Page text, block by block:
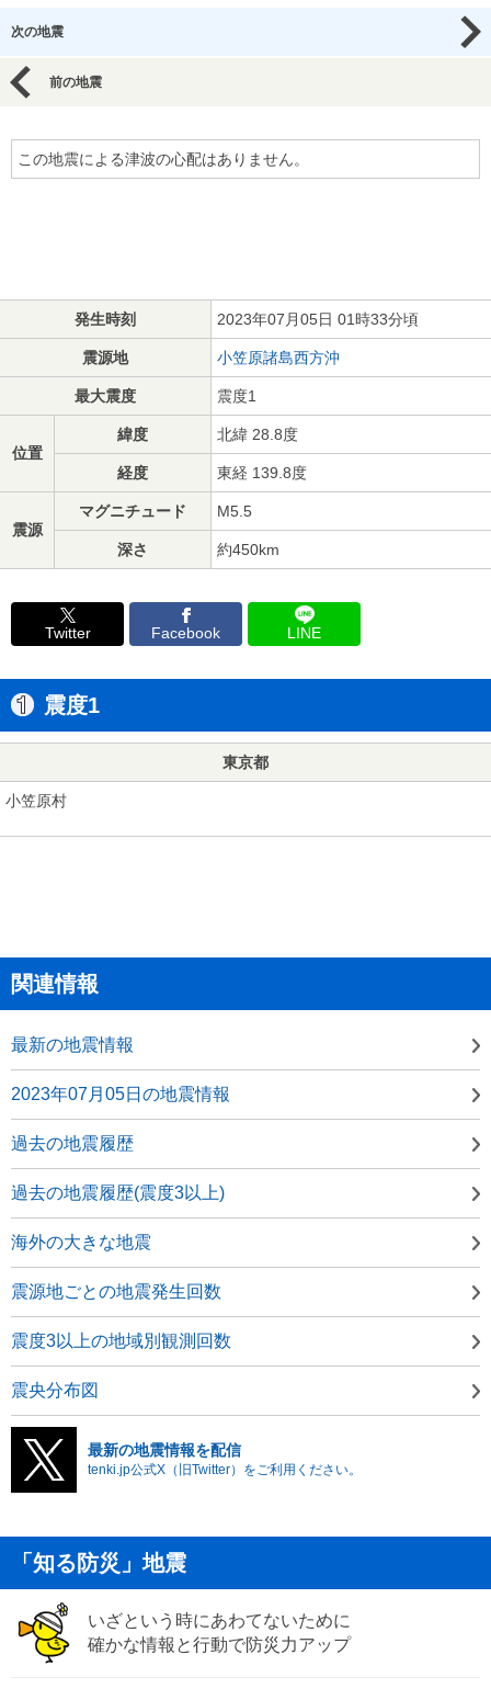
次の地震
前の地震
この地震による津波の心配はありません。
発生時刻 2023年07月05日 01時33分頃
震源地 小笠原諸島西方沖
最大震度 震度1
位置
緯度 北緯 28.8度
経度 東経 139.8度
震源
マグニチュード M5.5
深さ 約450km
Twitter Facebook LINE
震度1
東京都
小笠原村
関連情報
最新の地震情報
2023年07月05日の地震情報
過去の地震履歴
過去の地震履歴(震度3以上)
海外の大きな地震
震源地ごとの地震発生回数
震度3以上の地域別観測回数
震央分布図
最新の地震情報を配信
tenki.jp公式X（旧Twitter）をご利用ください。
「知る防災」地震
いざという時にあわてないために
確かな情報と行動で防災力アップ